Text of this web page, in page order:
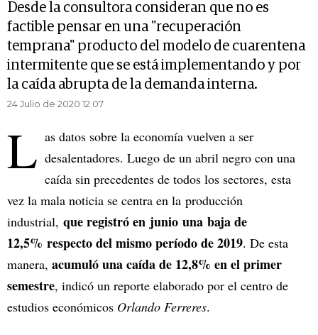
Desde la consultora consideran que no es
factible pensar en una "recuperación
temprana" producto del modelo de cuarentena
intermitente que se está implementando y por
la caída abrupta de la demanda interna.
24 Julio de 2020 12.07
L as datos sobre la economía vuelven a ser
desalentadores. Luego de un abril negro con una
caída sin precedentes de todos los sectores, esta
vez la mala noticia se centra en la producción
industrial, que registró en junio una baja de
12,5% respecto del mismo período de 2019. De esta
manera, acumuló una caída de 12,8% en el primer
semestre, indicó un reporte elaborado por el centro de
estudios económicos Orlando Ferreres.